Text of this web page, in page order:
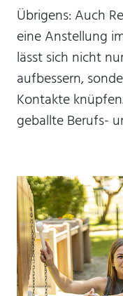
Übrigens: Auch
eine Anstellung
lässt sich nicht
aufbessern,
Kontakte
geballte Berufs-
Zweck:
Seitenstatistik
Cookie Laufzeit:
6 Monate
_pk_ses,
Anbieter:
Stiftung
Zweck:
Seitenstatistik
Cookie Laufzeit:
30 Minuten